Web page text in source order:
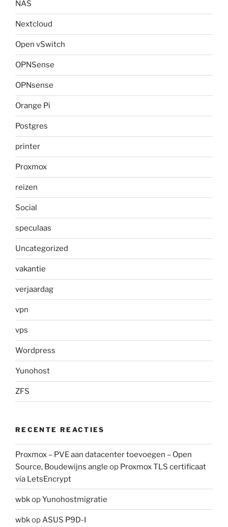
NAS
Nextcloud
Open vSwitch
OPNSense
OPNsense
Orange Pi
Postgres
printer
Proxmox
reizen
Social
speculaas
Uncategorized
vakantie
verjaardag
vpn
vps
Wordpress
Yunohost
ZFS
RECENTE REACTIES
Proxmox – PVE aan datacenter toevoegen – Open
Source, Boudewijns angle op Proxmox TLS certificaat
via LetsEncrypt
wbkopYunohostmigratie
wbkopASUS P9D-I